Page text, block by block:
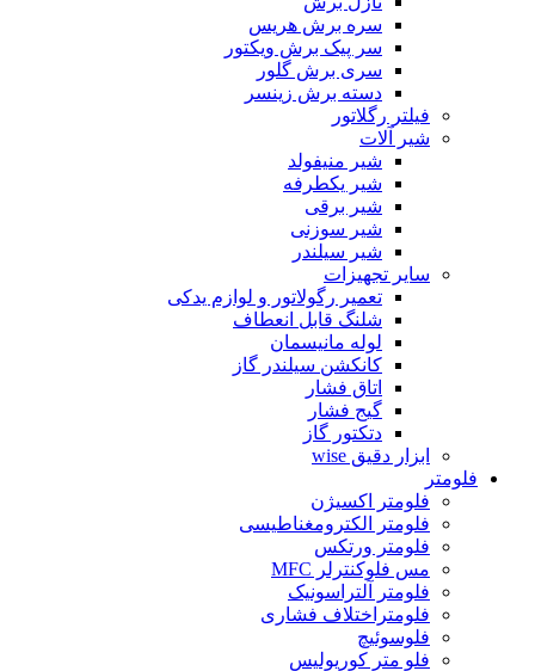
سره برش هریس
سر پیک برش ویکتور
سری برش گلور
دسته برش زینسر
فیلتر رگلاتور
شیر آلات
شیر منیفولد
شیر یکطرفه
شیر برقی
شیر سوزنی
شیر سیلندر
سایر تجهیزات
تعمیر رگولاتور و لوازم یدکی
شلنگ قابل انعطاف
لوله مانیسمان
کانکشن سیلندر گاز
اتاق فشار
گیج فشار
دتکتور گاز
ابزار دقیق wise
فلومتر
فلومتر اکسیژن
فلومتر الکترومغناطیسی
فلومتر ورتکس
مس فلوکنترلر MFC
فلومتر آلتراسونیک
فلومتراختلاف فشاری
فلوسوئیچ
فلو متر کوریولیس